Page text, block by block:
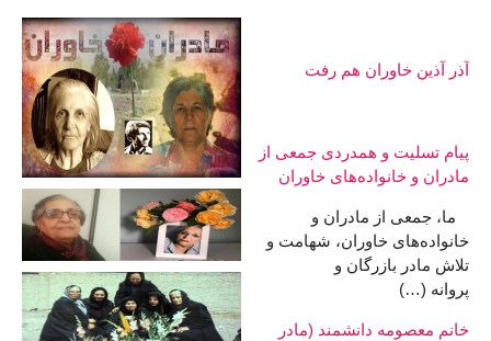
آذر آذین خاوران هم رفت
پیام تسلیت و همدردی جمعی از
مادران و خانواده‌های خاوران
ما، جمعی از مادران و
خانواده‌های خاوران، شهامت و
تلاش مادر بازرگان و
پروانه (…)
خانم معصومه دانشمند (مادر